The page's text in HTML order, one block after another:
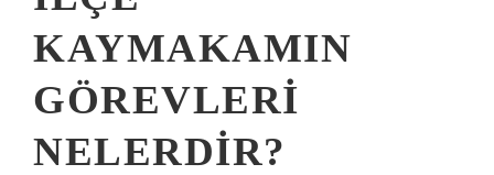
KAYMAKAMIN
GÖREVLERI
NELERDIR?